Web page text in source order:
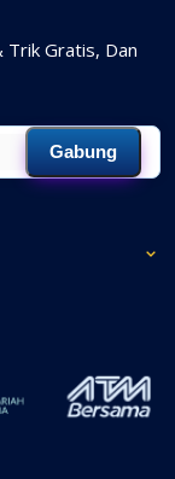
Trik Gratis, Dan
Gabung